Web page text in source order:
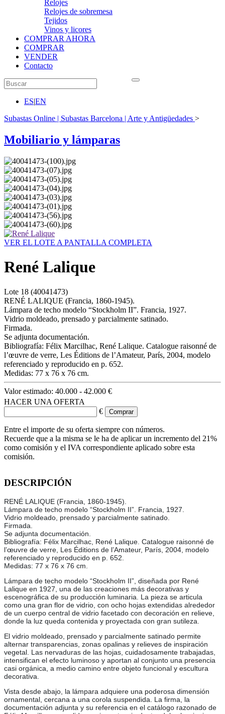
Relojes
Relojes de sobremesa
Tejidos
Vinos y licores
COMPRAR AHORA
COMPRAR
VENDER
Contacto
ES|EN
Subastas Online | Subastas Barcelona | Arte y Antigüedades >
Mobiliario y lámparas
VER EL LOTE A PANTALLA COMPLETA
René Lalique
Lote 18 (40041473)
RENÉ LALIQUE (Francia, 1860-1945).
Lámpara de techo modelo “Stockholm II”. Francia, 1927.
Vidrio moldeado, prensado y parcialmente satinado.
Firmada.
Se adjunta documentación.
Bibliografía: Félix Marcilhac, René Lalique. Catalogue raisonné de
l’œuvre de verre, Les Éditions de l’Amateur, París, 2004, modelo
referenciado y reproducido en p. 652.
Medidas: 77 x 76 x 76 cm.
Valor estimado: 40.000 - 42.000 €
HACER UNA OFERTA
€
Entre el importe de su oferta siempre con números.
Recuerde que a la misma se le ha de aplicar un incremento del 21%
como comisión y el IVA correspondiente aplicado sobre esta
comisión.
DESCRIPCIÓN
RENÉ LALIQUE (Francia, 1860-1945).
Lámpara de techo modelo “Stockholm II”. Francia, 1927.
Vidrio moldeado, prensado y parcialmente satinado.
Firmada.
Se adjunta documentación.
Bibliografía: Félix Marcilhac, René Lalique. Catalogue raisonné de
l’œuvre de verre, Les Éditions de l’Amateur, París, 2004, modelo
referenciado y reproducido en p. 652.
Medidas: 77 x 76 x 76 cm.
Lámpara de techo modelo “Stockholm II”, diseñada por René
Lalique en 1927, una de las creaciones más decorativas y
escenográfica de su producción luminaria. La pieza se articula
como una gran flor de vidrio, con ocho hojas extendidas alrededor
de un cuerpo central de vidrio facetado con decoración en relieve,
donde la luz queda contenida y proyectada con gran sutileza.
El vidrio moldeado, prensado y parcialmente satinado permite
alternar transparencias, zonas opalinas y relieves de inspiración
vegetal. Las nervaduras de las hojas, cuidadosamente trabajadas,
intensifican el efecto luminoso y aportan al conjunto una presencia
casi orgánica, a medio camino entre objeto funcional y escultura
decorativa.
Vista desde abajo, la lámpara adquiere una poderosa dimensión
ornamental, cercana a una corola suspendida. La firma, la
documentación adjunta y su referencia en el catálogo razonado de